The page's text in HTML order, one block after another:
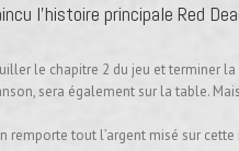
l’histoire principale Red
le chapitre 2 du jeu et terminer la
sera également sur la table.
remporte tout l’argent misé sur cette